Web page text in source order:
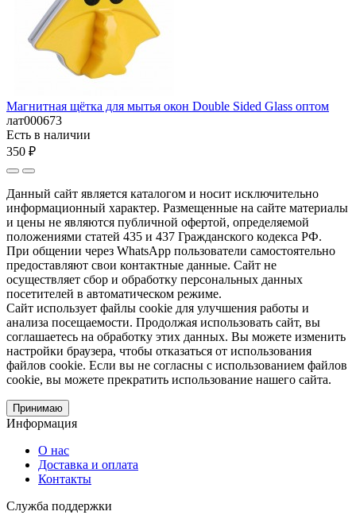
Магнитная щётка для мытья окон Double Sided Glass оптом
лат000673
Есть в наличии
350 ₽
Данный сайт является каталогом и носит исключительно
информационный характер. Размещенные на сайте материалы
и цены не являются публичной офертой, определяемой
положениями статей 435 и 437 Гражданского кодекса РФ.
При общении через WhatsApp пользователи самостоятельно
предоставляют свои контактные данные. Сайт не
осуществляет сбор и обработку персональных данных
посетителей в автоматическом режиме.
Сайт использует файлы cookie для улучшения работы и
анализа посещаемости. Продолжая использовать сайт, вы
соглашаетесь на обработку этих данных. Вы можете изменить
настройки браузера, чтобы отказаться от использования
файлов cookie. Если вы не согласны с использованием файлов
cookie, вы можете прекратить использование нашего сайта.
Принимаю
Информация
О нас
Доставка и оплата
Контакты
Служба поддержки